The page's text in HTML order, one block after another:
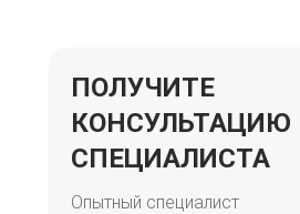
ПОЛУЧИТЕ
КОНСУЛЬТАЦИЮ
СПЕЦИАЛИСТА
Опытный специалист